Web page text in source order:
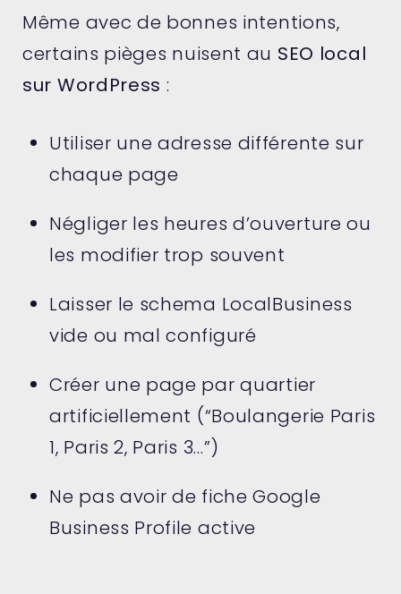
Même avec de bonnes intentions,
certains pièges nuisent au SEO local
sur WordPress :
Utiliser une adresse différente sur
chaque page
Négliger les heures d’ouverture ou
les modifier trop souvent
Laisser le schema LocalBusiness
vide ou mal configuré
Créer une page par quartier
artificiellement (“Boulangerie Paris
1, Paris 2, Paris 3…”)
Ne pas avoir de fiche Google
Business Profile active